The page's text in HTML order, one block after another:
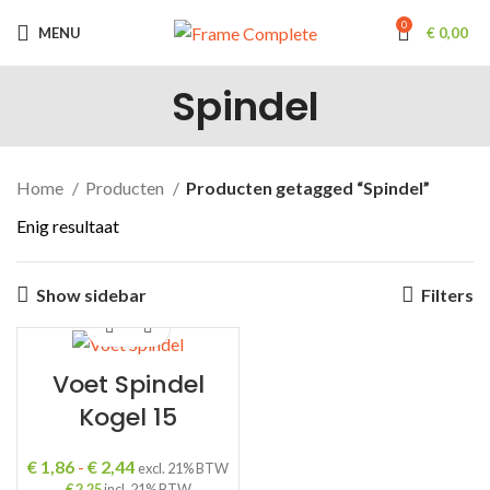
MENU 0 € 0,00
Spindel
Home Producten
Producten getagged “Spindel”
Enig resultaat
Show sidebar Filters
Voet Spindel
Kogel 15
€ 1,86 - € 2,44Prijsklasse:
excl. 21% BTW